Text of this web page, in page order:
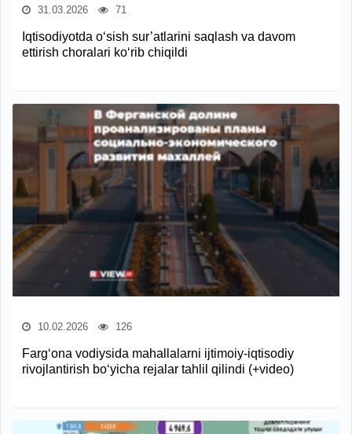
31.03.2026 71
Iqtisodiyotda o‘sish sur’atlarini saqlash va davom
ettirish choralari ko‘rib chiqildi
10.02.2026 126
Farg‘ona vodiysida mahallalarni ijtimoiy-iqtisodiy
rivojlantirish bo‘yicha rejalar tahlil qilindi (+video)